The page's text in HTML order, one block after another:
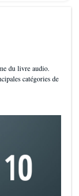
du livre audio.
catégories de